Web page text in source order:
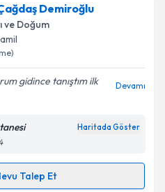
Karakuşiçin randevu takvimi
randevu almanız
e-posta ile
ilişkin
kişisel verilerimin belirtilen
kabul ediyorum.
Demiroğlu
ve Doğum
gidince tanıştım ilk
Devamı
Haritada Göster
Talep Et